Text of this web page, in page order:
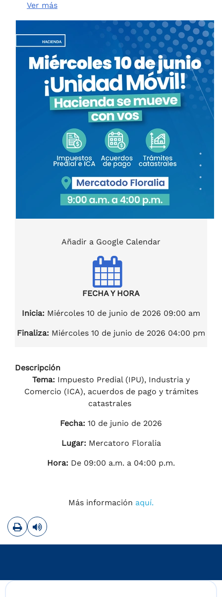
Ver más
Añadir a Google Calendar
FECHA Y HORA
Inicia: Miércoles 10 de junio de 2026 09:00 am
Finaliza: Miércoles 10 de junio de 2026 04:00 pm
Descripción
Tema: Impuesto Predial (IPU), Industria y
Comercio (ICA), acuerdos de pago y trámites
catastrales
Fecha: 10 de junio de 2026
Lugar: Mercatoro Floralia
Hora: De 09:00 a.m. a 04:00 p.m.
Más información aquí.
ImprimirLeer contenido